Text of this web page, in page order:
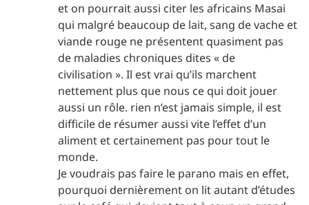
et on pourrait aussi citer les africains Masai
qui malgré beaucoup de lait, sang de vache et
viande rouge ne présentent quasiment pas
de maladies chroniques dites « de
civilisation ». Il est vrai qu’ils marchent
nettement plus que nous ce qui doit jouer
aussi un rôle. rien n’est jamais simple, il est
difficile de résumer aussi vite l’effet d’un
aliment et certainement pas pour tout le
monde.
Je voudrais pas faire le parano mais en effet,
pourquoi dernièrement on lit autant d’études